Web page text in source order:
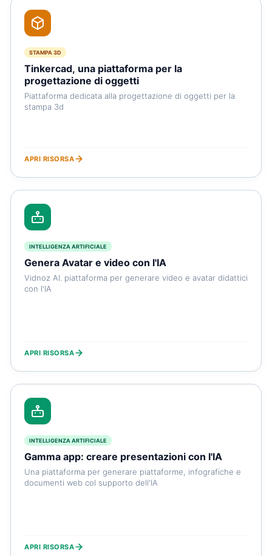
STAMPA 3D
Tinkercad, una piattaforma per la
progettazione di oggetti
Piattaforma dedicata alla progettazione di oggetti per la
stampa 3d
APRI RISORSA
INTELLIGENZA ARTIFICIALE
Genera Avatar e video con l'IA
Vidnoz AI. piattaforma per generare video e avatar didattici
con l'IA
APRI RISORSA
INTELLIGENZA ARTIFICIALE
Gamma app: creare presentazioni con l'IA
Una piattaforma per generare piattaforme, infografiche e
documenti web col supporto dell'IA
APRI RISORSA